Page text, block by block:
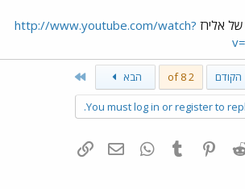
אלירז http://www.youtube.com/watch?
הקודם 2 of 8 הבא
You must log in or register to
Reddit
Pinterest
Tumblr
WhatsAppדואר אלקטרוני